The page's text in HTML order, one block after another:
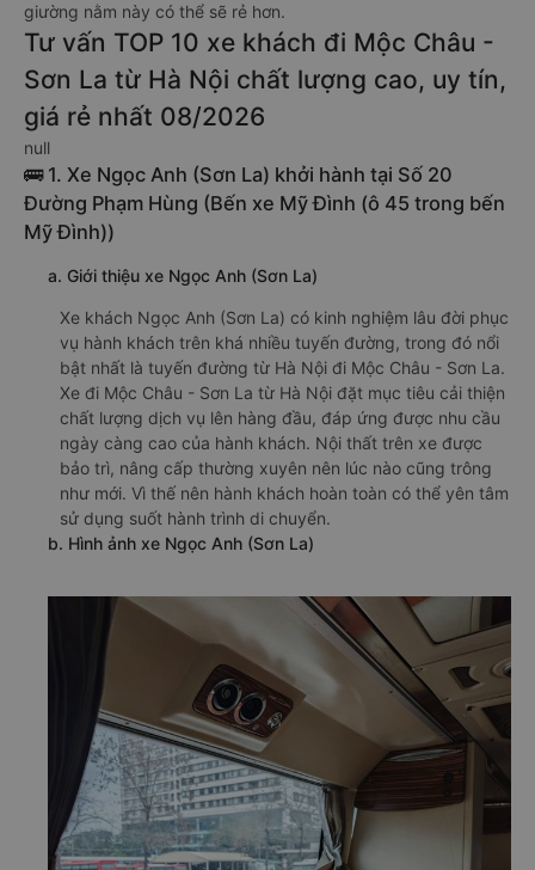
giường nằm này có thể sẽ rẻ hơn.
Tư vấn TOP 10 xe khách đi Mộc Châu -
Sơn La từ Hà Nội chất lượng cao, uy tín,
giá rẻ nhất 08/2026
null
🚌 1. Xe Ngọc Anh (Sơn La) khởi hành tại Số 20
Đường Phạm Hùng (Bến xe Mỹ Đình (ô 45 trong bến
Mỹ Đình))
a. Giới thiệu xe Ngọc Anh (Sơn La)
Xe khách Ngọc Anh (Sơn La) có kinh nghiệm lâu đời phục
vụ hành khách trên khá nhiều tuyến đường, trong đó nổi
bật nhất là tuyến đường từ Hà Nội đi Mộc Châu - Sơn La.
Xe đi Mộc Châu - Sơn La từ Hà Nội đặt mục tiêu cải thiện
chất lượng dịch vụ lên hàng đầu, đáp ứng được nhu cầu
ngày càng cao của hành khách. Nội thất trên xe được
bảo trì, nâng cấp thường xuyên nên lúc nào cũng trông
như mới. Vì thế nên hành khách hoàn toàn có thể yên tâm
sử dụng suốt hành trình di chuyển.
b. Hình ảnh xe Ngọc Anh (Sơn La)